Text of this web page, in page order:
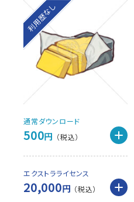
利用歴なし
通常ダウンロード
500円
エクストラライセンス
20,000円